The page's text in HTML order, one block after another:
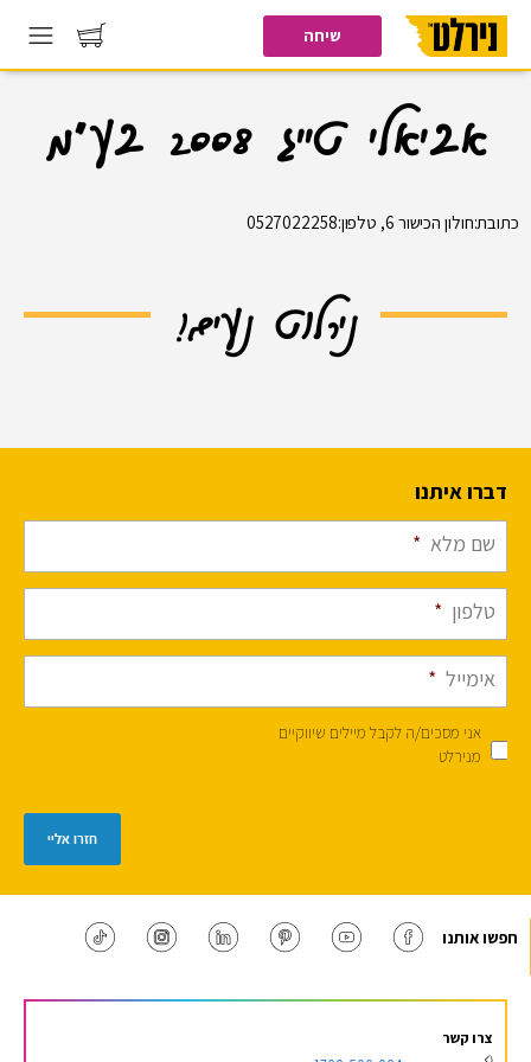
שיחה
אביאלי טייג 2008 בע"מ
כתובת:חולון הכישור 6, טלפון:0527022258
נירלוט נעים!
דברו איתנו
שם מלא *
טלפון *
אימייל *
אני מסכים/ה לקבל מיילים שיווקיים
מנירלט
חזרו אליי
חפשו אותנו
צרו קשר